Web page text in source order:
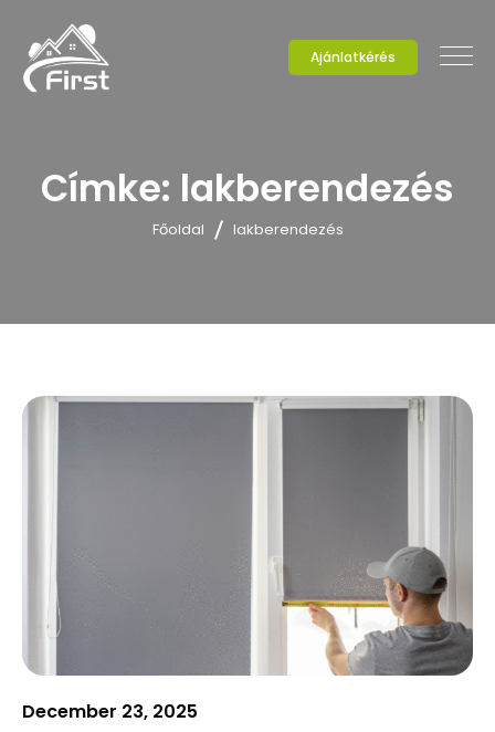
Ajánlatkérés
Címke: lakberendezés
Főoldal lakberendezés
December 23, 2025